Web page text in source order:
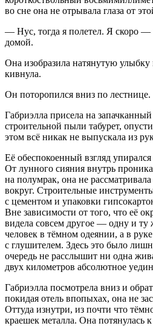
во сне она не отрывала глаза от
— Нус, тогда я полетел. Я скоро —
домой.
Она изобразила натянутую улыбку
кивнула.
Он поторопился вниз по лестнице.
Габриэлла присела на
строительной пыли табурет,
этом всё никак не выпускала из
Её обеспокоенный взгляд
От лунного сияния внутрь
на полумрак, она не
вокруг. Строительные
с цементом и упаковки
Вне зависимости от того, что её
видела совсем другое — одну и ту
человек в тёмном одеянии, а в
с глушителем. Здесь это было
очередь не расслышит ни одна
двух километров абсолютное
Габриэлла посмотрела вниз и
покидая отель впопыхах, она не
Оттуда изнутри, из почти что
краешек металла. Она потянулась